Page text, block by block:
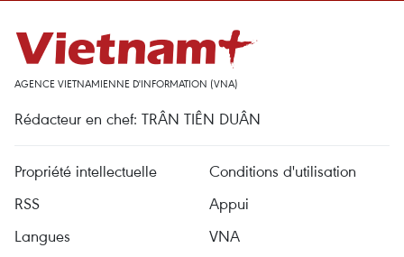
AGENCE VIETNAMIENNE D'INFORMATION (VNA)
Rédacteur en chef: TRÂN TIÊN DUÂN
Propriété intellectuelle
Conditions d'utilisation
RSS
Appui
Langues
VNA